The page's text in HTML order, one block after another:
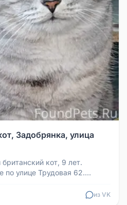
Задобрянка, улица
кот, 9 лет.
по улице Трудовая 62.
из VK